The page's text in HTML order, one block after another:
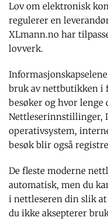
Lov om elektronisk
regulerer en
XLmann.no har
lovverk.
bruk av nettbutikken i
besøker og hvor lenge
Nettleserinnstillinger,
operativsystem,
besøk blir også
De fleste moderne
automatisk, men du
i nettleseren din slik
du ikke aksepterer